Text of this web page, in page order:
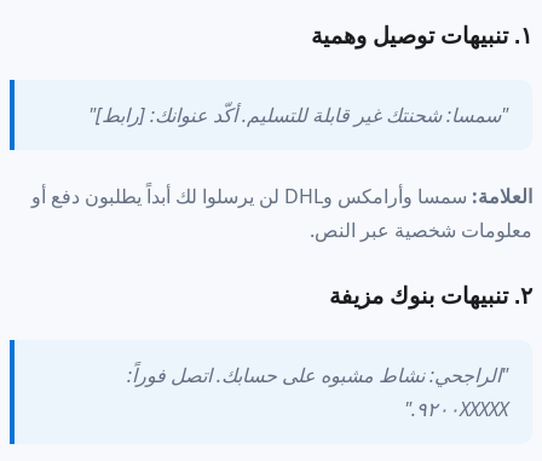
١. تنبيهات توصيل وهمية
"سمسا: شحنتك غير قابلة للتسليم. أكّد عنوانك: [رابط]"
العلامة:
سمسا وأرامكس وDHL لن يرسلوا لك أبداً يطلبون دفع أو
معلومات شخصية عبر النص.
٢. تنبيهات بنوك مزيفة
"الراجحي: نشاط مشبوه على حسابك. اتصل فوراً:
٩٢٠٠XXXXX."